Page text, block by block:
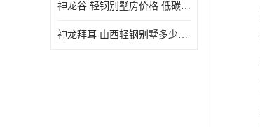
神龙谷 轻钢别墅房价格 低碳环保
神龙拜耳 山西轻钢别墅多少钱 施工快捷